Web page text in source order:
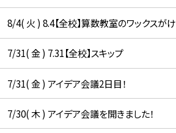
8/4( 火 ) 8.4【全校】算数教室のワックスがけ
7/31( 金 ) 7.31【全校】スキップ
7/31( 金 ) アイデア会議2日目！
7/30( 木 ) アイデア会議を開きました！